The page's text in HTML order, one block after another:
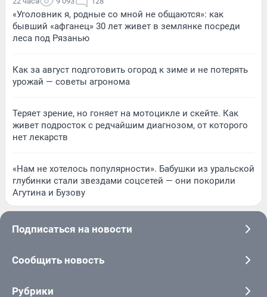
«Уголовник я, родные со мной не общаются»: как
бывший «афганец» 30 лет живет в землянке посреди
леса под Рязанью
Как за август подготовить огород к зиме и не потерять
урожай — советы агронома
Теряет зрение, но гоняет на мотоцикле и скейте. Как
живет подросток с редчайшим диагнозом, от которого
нет лекарств
«Нам не хотелось популярности». Бабушки из уральской
глубинки стали звездами соцсетей — они покорили
Агутина и Бузову
Подписаться на новости
Сообщить новость
Рубрики